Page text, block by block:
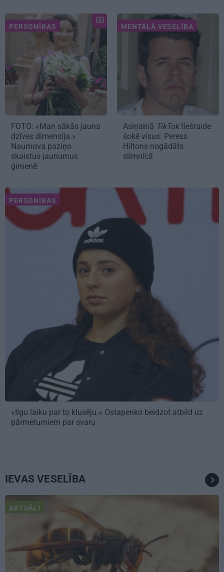
PERSONĪBAS
FOTO: «Man sākās jauna
dzīves dimensija.»
Naumova paziņo
skaistus jaunumus
ģimenē
MENTĀLĀ VESELĪBA
Asiņainā TikToktiešraide
šokē visus: Peress
Hiltons nogādāts
slimnīcā
PERSONĪBAS
«Ilgu laiku par to klusēju.» Ostapenko beidzot atbild uz
pārmetumiem par svaru
IEVAS VESELĪBA
AKTUĀLI